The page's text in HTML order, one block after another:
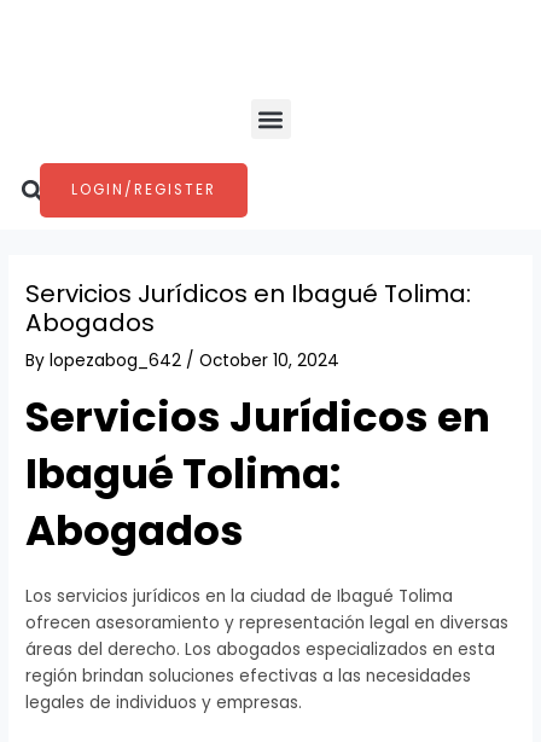
Menu
Search
LOGIN/REGISTER
Servicios Jurídicos en Ibagué Tolima:
Abogados
Bylopezabog_642 /October 10, 2024
Servicios Jurídicos en
Ibagué Tolima:
Abogados
Los servicios jurídicos en la ciudad de Ibagué Tolima
ofrecen asesoramiento y representación legal en diversas
áreas del derecho. Los abogados especializados en esta
región brindan soluciones efectivas a las necesidades
legales de individuos y empresas.